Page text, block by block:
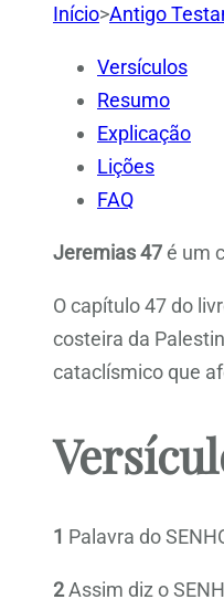
Início>Antigo
Versículos
Resumo
Explicação
Lições
FAQ
Jeremias 47é um
O capítulo 47 do
costeira da
cataclísmico que
1 Palavra do
2Assim diz o